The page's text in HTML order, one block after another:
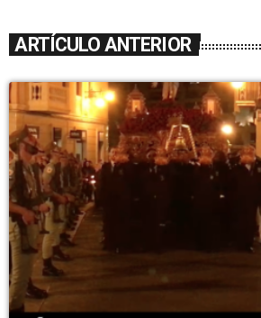
ARTÍCULO ANTERIOR